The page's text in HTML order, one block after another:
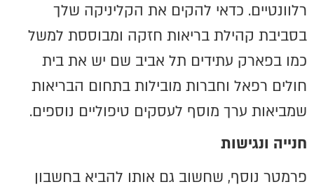
רלוונטיים. כדאי להקים את הקליניקה שלך
בסביבת קהילת בריאות חזקה ומבוססת למשל
כמו בפארק עתידים תל אביב שם יש את בית
חולים רפאל וחברות מובילות בתחום הבריאות
שמביאות ערך מוסף לעסקים טיפוליים נוספים.
חנייה ונגישות
פרמטר נוסף, שחשוב גם אותו להביא בחשבון